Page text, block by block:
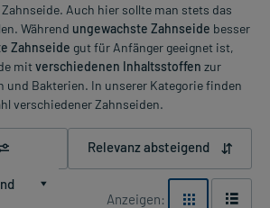
Auch hier sollte man stets das
Während ungewachste Zahnseide besser
Zahnseide gut für Anfänger geeignet ist,
mitverschiedenen Inhaltsstoffen zur
und Bakterien. In unserer Kategorie finden
verschiedener Zahnseiden.
Relevanz absteigend
Anzeigen: